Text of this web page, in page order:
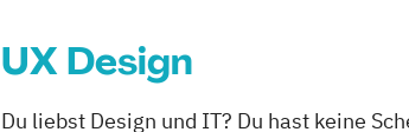
UX Design
Du liebst Design und IT? Du hast keine